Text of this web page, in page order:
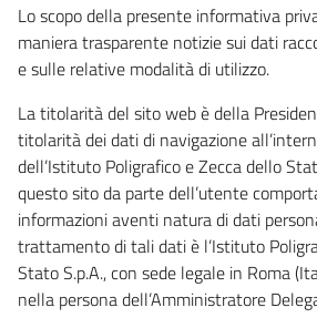
Lo scopo della presente informativa
maniera trasparente notizie sui dati
e sulle relative modalità di utilizzo.
La titolarità del sito web è della
titolarità dei dati di navigazione
dell’Istituto Poligrafico e Zecca dello
questo sito da parte dell’utente
informazioni aventi natura di dati
trattamento di tali dati è l’Istituto
Stato S.p.A., con sede legale in Roma
nella persona dell’Amministratore